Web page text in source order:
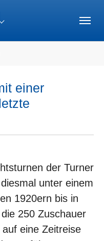
einer
der Turner
unter einem
1920ern bis in
250 Zuschauer
eine Zeitreise